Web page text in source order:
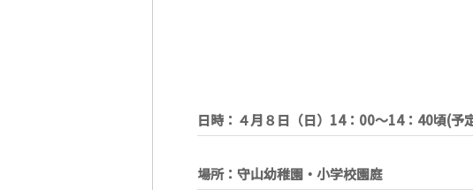
日時：４月８日（日）14：00～14：40頃(予定
場所：守山幼稚園・小学校園庭